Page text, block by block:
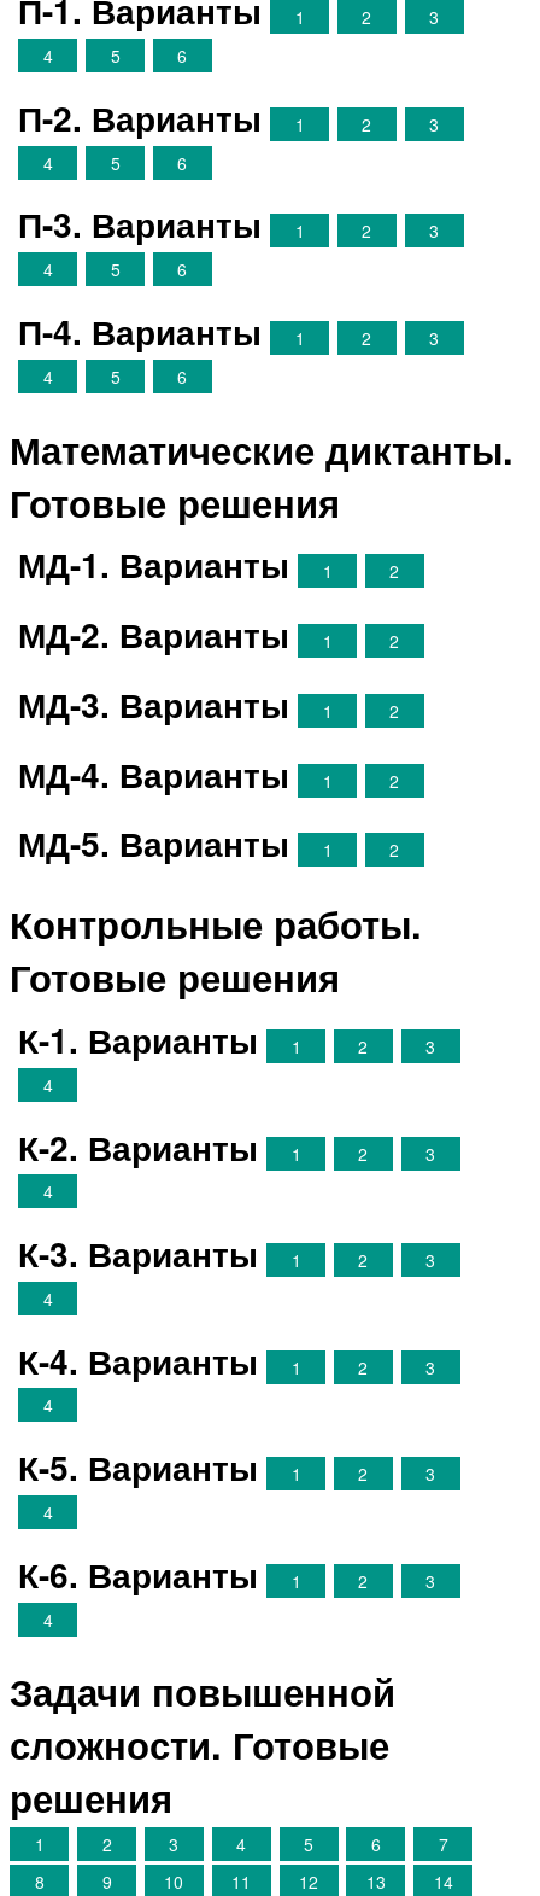
П-1. Варианты 1 2
3
4
5 6
П-2. Варианты 1 2
3
4
5 6
П-3. Варианты 1 2
3
4
5 6
П-4. Варианты 1 2
3
4
5 6
Математические диктанты.
Готовые решения
МД-1. Варианты 1 2
МД-2. Варианты 1 2
МД-3. Варианты 1 2
МД-4. Варианты 1 2
МД-5. Варианты 1 2
Контрольные работы.
Готовые решения
К-1. Варианты 1 2
3
4
К-2. Варианты 1 2
3
4
К-3. Варианты 1 2
3
4
К-4. Варианты 1 2
3
4
К-5. Варианты 1 2
3
4
К-6. Варианты 1 2
3
4
Задачи повышенной
сложности. Готовые
решения
1 2 3 4 5 6
7
8
9 10 11 12 13 14